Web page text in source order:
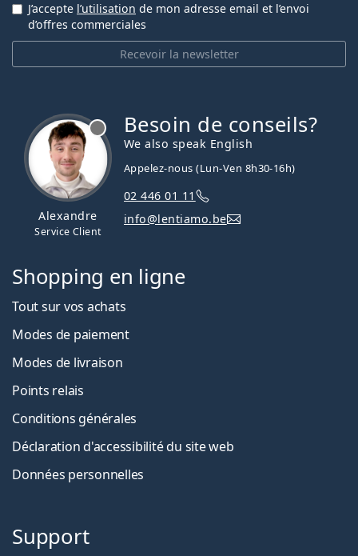
Recevoir la newsletter
J’accepte l’utilisation de mon adresse email et l’envoi
d’offres commerciales
Alexandre
Service Client
Besoin de conseils?
We also speak English
Appelez-nous (Lun-Ven 8h30-16h)
02 446 01 11
info@lentiamo.be
Shopping en ligne
Tout sur vos achats
Modes de paiement
Modes de livraison
Points relais
Conditions générales
Déclaration d'accessibilité du site web
Données personnelles
Support